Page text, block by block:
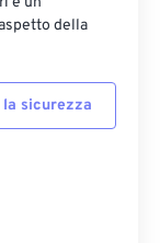
della
sicurezza